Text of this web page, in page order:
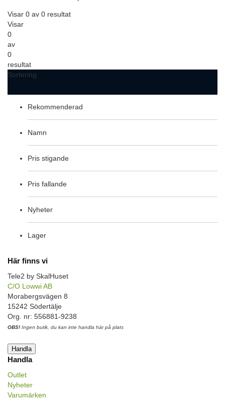
Visar 0 av 0 resultat
Visar
0
av
0
resultat
Sortering
Rekommenderad
Namn
Pris stigande
Pris fallande
Nyheter
Lager
Här finns vi
Tele2 by SkalHuset
C/O Lowwi AB
Morabergsvägen 8
15242 Södertälje
Org. nr: 556881-9238
OBS! Ingen butik, du kan inte handla här på plats
Handla
Handla
Outlet
Nyheter
Varumärken